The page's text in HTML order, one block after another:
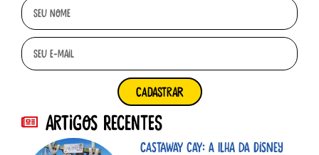
cadastrar
Artigos Recentes
Castaway Cay: A ilha da Disney